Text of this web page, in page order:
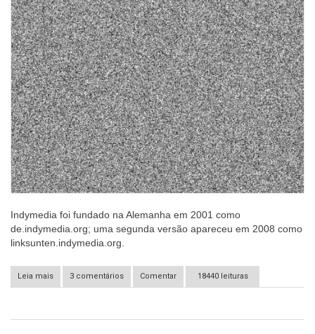
Indymedia foi fundado na Alemanha em 2001 como
de.indymedia.org; uma segunda versão apareceu em 2008 como
linksunten.indymedia.org.
Leia mais
sobre Governo alemão derruba site Indymedia Linksunten - O
que significa e o que fazer
3 comentários Comentar 18440 leituras